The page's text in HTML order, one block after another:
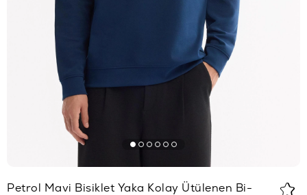
Petrol Mavi Bisiklet Yaka Kolay Ütülenen Bi-